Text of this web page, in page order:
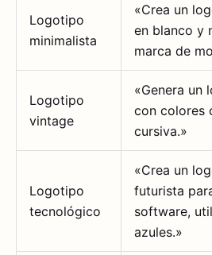
Logotipo
minimalista
«Crea un
en blanco y
marca de
Logotipo
vintage
«Genera un
con colores
cursiva.»
Logotipo
tecnológico
«Crea un
futurista
software,
azules.»